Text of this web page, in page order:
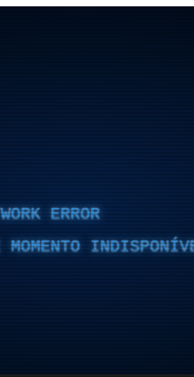
ERROR
MOMENTO